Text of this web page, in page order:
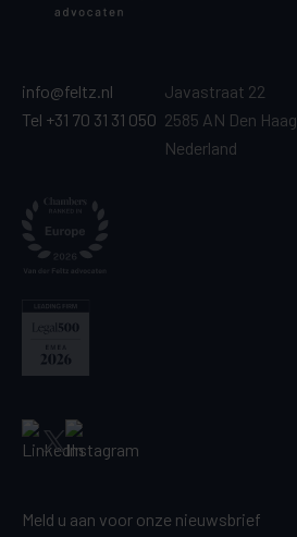
info@feltz.nl
Tel +31 70 31 31 050
Javastraat 22
2585 AN Den Haag
Nederland
Meld u aan voor onze nieuwsbrief